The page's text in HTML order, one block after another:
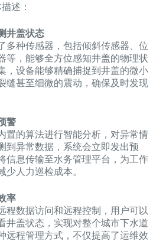
述：
井盖状态
多种传感器，包括倾斜传感器、位
等，能够全方位感知井盖的物理状
，设备能够精确捕捉到井盖的微小
缝甚至细微的震动，确保及时发现
警
置的算法进行智能分析，对异常情
到异常数据，系统会立即发出预
信息传输至水务管理平台，为工作
少人力巡检成本。
率
程数据访问和远程控制，用户可以
井盖状态，实现对整个城市下水道
远程管理方式，不仅提高了运维效